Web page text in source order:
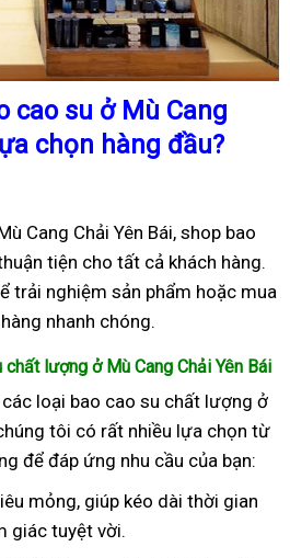
cao su ở Mù Cang
chọn hàng đầu?
Cang Chải Yên Bái, shop bao
tiện cho tất cả khách hàng.
trải nghiệm sản phẩm hoặc mua
nhanh chóng.
lượng ở Mù Cang Chải Yên Bái
loại bao cao su chất lượng ở
tôi có rất nhiều lựa chọn từ
để đáp ứng nhu cầu của bạn:
mỏng, giúp kéo dài thời gian
giác tuyệt vời.